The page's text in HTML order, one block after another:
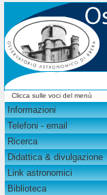
Clicca sulle voci del menù
Informazioni
Telefoni - email
Ricerca
Didattica & divulgazione
Link astronomici
Biblioteca